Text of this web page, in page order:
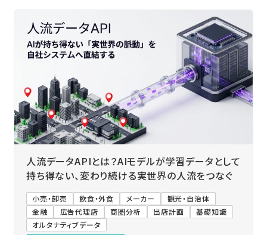
人流データAPIとは？AIモデルが学習データとして
持ち得ない、変わり続ける実世界の人流をつなぐ
小売・卸売 飲食・外食 メーカー
観光・自治体
金融
広告代理店 商圏分析 出店計画
基礎知識
オルタナティブデータ